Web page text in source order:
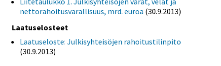
nettorahoitusvarallisuus, mrd. euroa (30.9.2013)
Laatuselosteet
Laatuseloste: Julkisyhteisöjen rahoitustilinpito
(30.9.2013)